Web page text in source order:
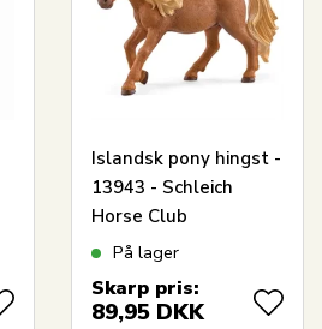
Islandsk pony hingst -
13943 - Schleich
Horse Club
På lager
Skarp pris:
89,95 DKK